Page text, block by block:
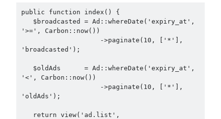
public function index() {
'>=', Carbon::now())
'broadcasted');
'<', Carbon::now())
'oldAds');